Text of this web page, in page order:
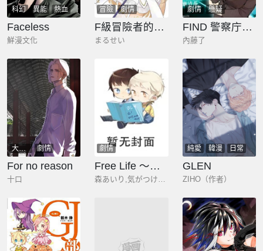
科幻 異能
熱血
劇情
Faceless
鮮漫文化
冒險 劇情
F級冒險者的崛起 ～只有我能通過《屬性操作》達到最強～
まるせい
劇情 懸疑
FIND 警察庁特捜地域潛入班・鳴瀨清花
內藤了
大女主 劇情
For no reason
十口
劇情
Free Life ～異世界萬事屋奮鬥記～
森あいり,気がつけば毛玉
純愛 韓漫
日常
劇情
都市 懸疑
GLEN
ZIHO（作者）